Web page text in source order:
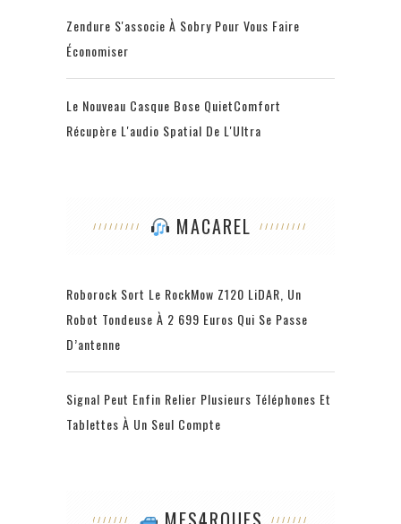
Zendure S'associe À Sobry Pour Vous Faire
Économiser
Le Nouveau Casque Bose QuietComfort
Récupère L'audio Spatial De L'Ultra
MACAREL
Roborock Sort Le RockMow Z120 LiDAR, Un
Robot Tondeuse À 2 699 Euros Qui Se Passe
D’antenne
Signal Peut Enfin Relier Plusieurs Téléphones Et
Tablettes À Un Seul Compte